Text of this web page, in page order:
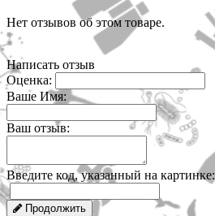
Нет отзывов об этом товаре.
Написать отзыв
Оценка:
Ваше Имя:
Ваш отзыв:
Введите код, указанный на картинке:
Продолжить